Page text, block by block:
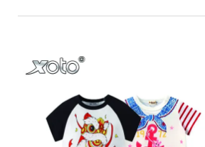
Dịch Vụ
Ứng Dụng
Liên Hệ Chúng Tôi